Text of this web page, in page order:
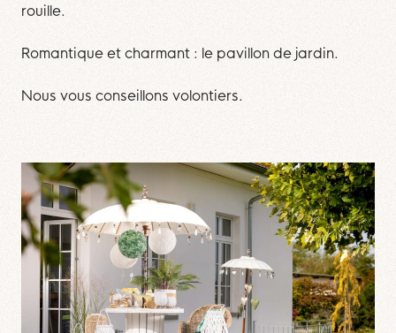
rouille.
Romantique et charmant : le pavillon de jardin.
Nous vous conseillons volontiers.